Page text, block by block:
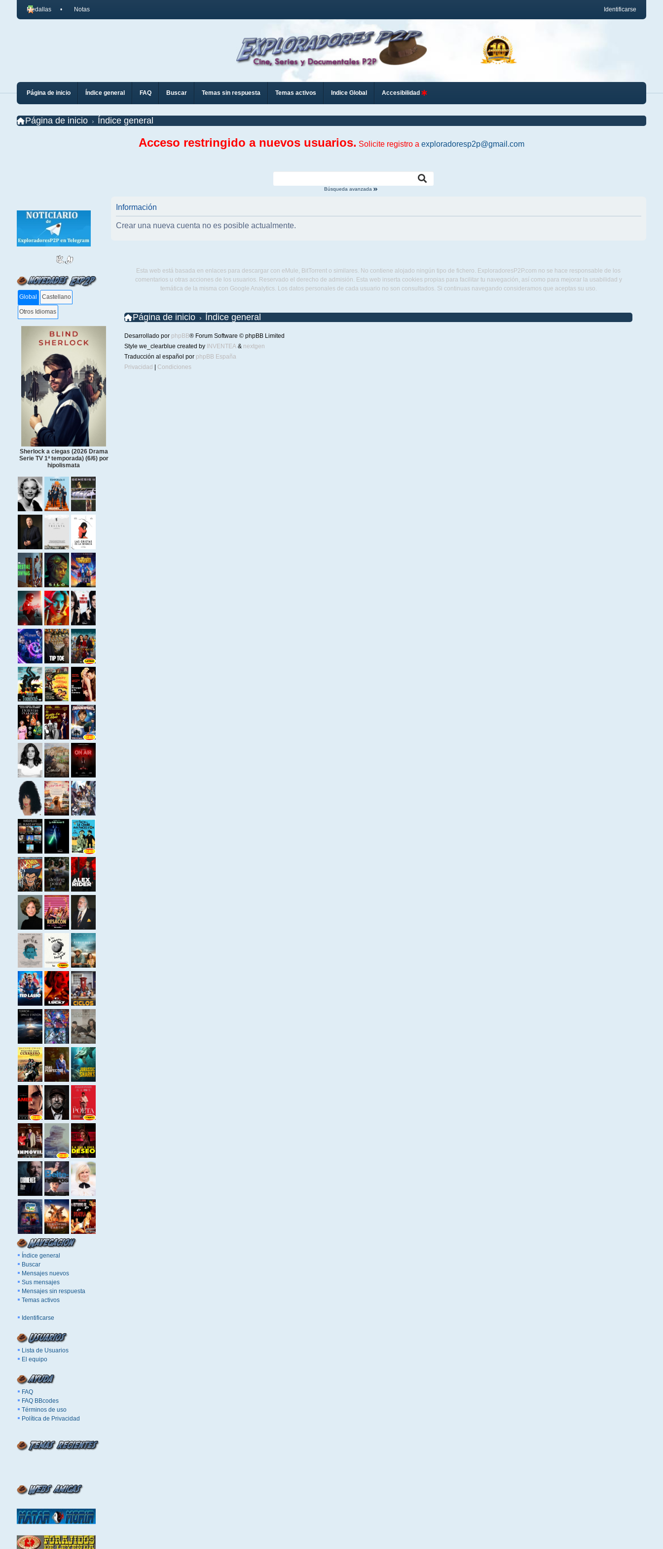
Identificarse
Medallas Notas
Página de inicio Índice general FAQ Buscar Temas sin respuesta Temas activos Indice Global Accesibilidad
Página de inicio Índice general
Acceso restringido a nuevos usuarios. Solicite registro a exploradoresp2p@gmail.com
Búsqueda avanzada
Global Castellano
Otros Idiomas
Sherlock a ciegas (2026 Drama
Serie TV 1ª temporada) (6/6) por
hipolismata
Índice general
Buscar
Mensajes nuevos
Sus mensajes
Mensajes sin respuesta
Temas activos
Identificarse
Lista de Usuarios
El equipo
FAQ
FAQ BBcodes
Términos de uso
Política de Privacidad
Información
Crear una nueva cuenta no es posible actualmente.
Esta web está basada en enlaces para descargar con eMule, BitTorrent o similares. No contiene alojado ningún tipo de fichero. ExploradoresP2P.com no se hace responsable de los
comentarios u otras acciones de los usuarios. Reservado el derecho de admisión. Esta web inserta cookies propias para facilitar tu navegación, así como para mejorar la usabilidad y
temática de la misma con Google Analytics. Los datos personales de cada usuario no son consultados. Si continuas navegando consideramos que aceptas su uso.
Página de inicio Índice general
Desarrollado por phpBB® Forum Software © phpBB Limited
Style we_clearblue created by INVENTEA& nextgen
Traducción al español por phpBB España
Privacidad | Condiciones